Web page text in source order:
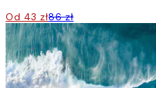
Od 43 zł86 zł